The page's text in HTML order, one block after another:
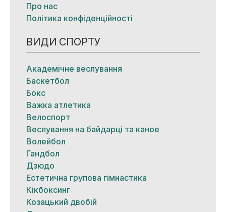
Про нас
Політика конфіденційності
ВИДИ СПОРТУ
Академічне веслування
Баскетбол
Бокс
Важка атлетика
Велоспорт
Веслування на байдарці та каное
Волейбол
Гандбол
Дзюдо
Естетична групова гімнастика
Кікбоксинг
Козацький двобій